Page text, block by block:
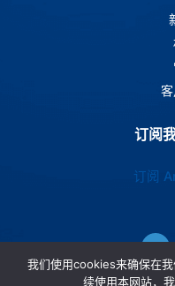
订阅
订阅
我们使用cookies来确保在
续使用本网站，